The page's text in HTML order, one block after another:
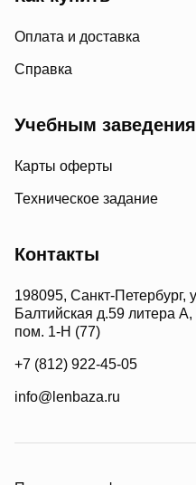
Оплата и доставка
Справка
Учебным
Карты оферты
Техническое задание
Контакты
198095, Санкт-Петербург,
Балтийская д.59 литера А,
пом. 1-Н (77)
+7 (812) 922-45-05
info@lenbaza.ru